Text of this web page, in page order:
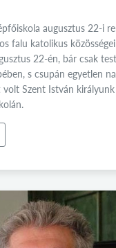
augusztus 22-i
falu katolikus
22-én, bár csak
s csupán egyetlen
Szent István királyunk